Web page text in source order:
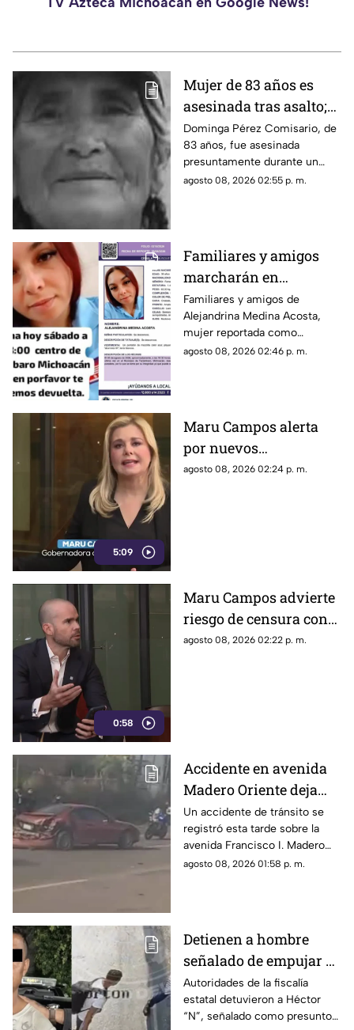
Mujer de 83 años es
asesinada tras asalto;
le robaron los $90 que
había ganado
vendiendo cemitas
Dominga Pérez Comisario, de
83 años, fue asesinada
presuntamente durante un
asalto en Amozoc, Puebla,
agosto 08, 2026 02:55 p. m.
Familiares y amigos
marcharán en
Tacámbaro para exigir
la localización de
Alejandrina Medina
Familiares y amigos de
Alejandrina Medina Acosta,
mujer reportada como
desaparecida en Tacámbaro,
agosto 08, 2026 02:46 p. m.
5:09
Maru Campos alerta
por nuevos
lineamientos: “Podrían
agosto 08, 2026 02:24 p. m.
0:58
Maru Campos advierte
riesgo de censura con
nuevos lineamientos
agosto 08, 2026 02:22 p. m.
Accidente en avenida
Madero Oriente deja
daños materiales en
Morelia
Un accidente de tránsito se
registró esta tarde sobre la
avenida Francisco I. Madero
Oriente, en Morelia, a la altura
agosto 08, 2026 01:58 p. m.
Detienen a hombre
señalado de empujar a
adulto mayor que
murió arrollado por
tráiler
Autoridades de la fiscalía
estatal detuvieron a Héctor
“N”, señalado como presunto